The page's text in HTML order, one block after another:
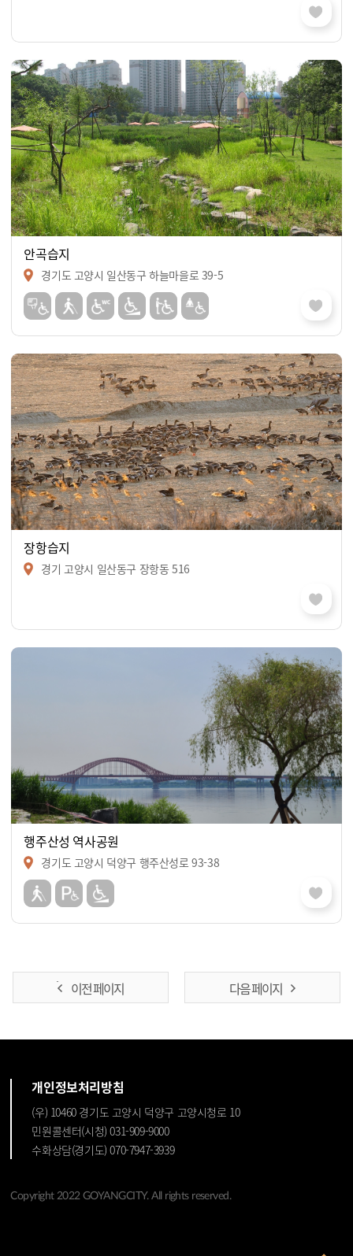
안곡습지
경기도 고양시 일산동구 하늘마을로 39-5
장항습지
경기 고양시 일산동구 장항동 516
행주산성 역사공원
경기도 고양시 덕양구 행주산성로 93-38
이전 페이지 다음 페이지
개인정보처리방침
(우) 10460 경기도 고양시 덕양구 고양시청로 10
민원콜센터(시청) 031-909-9000
수화상담(경기도) 070-7947-3939
Copyright 2022 GOYANGCITY. All rights reserved.